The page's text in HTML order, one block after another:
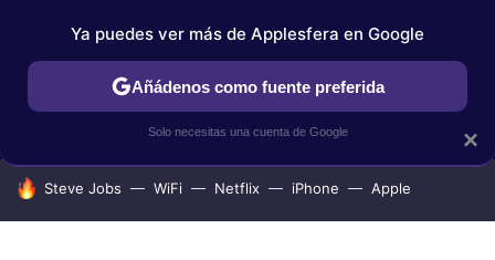
IPHONE TUTORIALES APPLESFERA SELECCIÓN
HOY SE HABLA DE
Steve Jobs WiFi Netflix iPhone Apple
×
Ya puedes ver más de Applesfera en Google
Añádenos como fuente preferida
Solo necesitas una cuenta de Google